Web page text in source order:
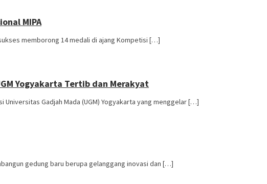
MIPA
memborong 14 medali di ajang Kompetisi […]
Yogyakarta Tertib dan Merakyat
Gadjah Mada (UGM) Yogyakarta yang menggelar […]
gedung baru berupa gelanggang inovasi dan […]